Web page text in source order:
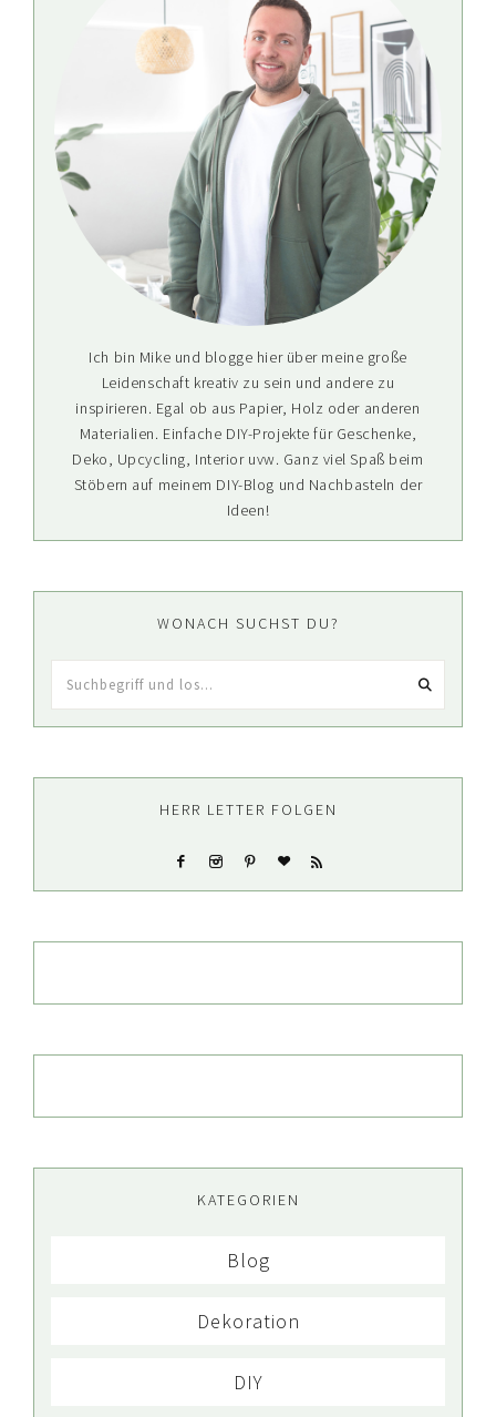
Ich bin Mike und blogge hier über meine große
Leidenschaft kreativ zu sein und andere zu
inspirieren. Egal ob aus Papier, Holz oder anderen
Materialien. Einfache DIY-Projekte für Geschenke,
Deko, Upcycling, Interior uvw. Ganz viel Spaß beim
Stöbern auf meinem DIY-Blog und Nachbasteln der
Ideen!
WONACH SUCHST DU?
los...
HERR LETTER FOLGEN
KATEGORIEN
Blog
Dekoration
DIY